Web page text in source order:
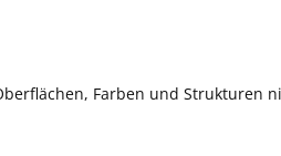
Farben und Strukturen